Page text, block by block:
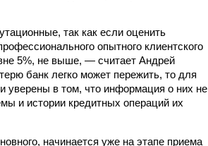
так как если оценить
опытного клиентского
5%, не выше, — считает Андрей
банк легко может пережить, то для
уверены в том, что информация о них не
и истории кредитных операций их
начинается уже на этапе приема